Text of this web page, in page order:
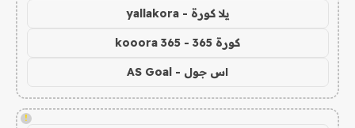
يلا كورة - yallakora
كورة 365 - kooora 365
اس جول - AS Goal
!